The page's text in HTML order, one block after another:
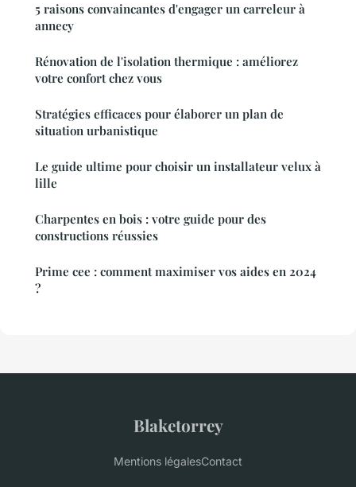
5 raisons convaincantes d'engager un carreleur à
annecy
Rénovation de l'isolation thermique : améliorez
votre confort chez vous
Stratégies efficaces pour élaborer un plan de
situation urbanistique
Le guide ultime pour choisir un installateur velux à
lille
Charpentes en bois : votre guide pour des
constructions réussies
Prime cee : comment maximiser vos aides en 2024
?
Blaketorrey
Mentions légalesContact